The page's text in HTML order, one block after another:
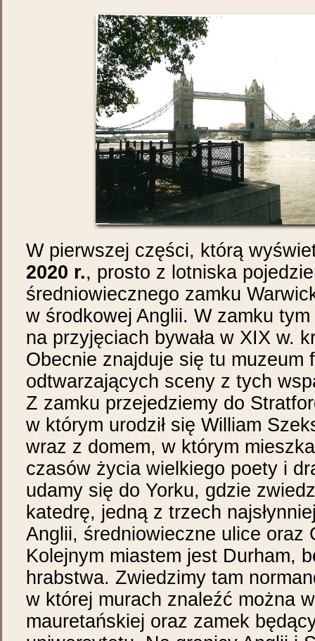
W pierwszej części, którą
2020 r., prosto z lotniska
średniowiecznego zamku
w środkowej Anglii. W zamku
na przyjęciach bywała w XIX w.
Obecnie znajduje się tu muzeum
odtwarzających sceny z tych
Z zamku przejedziemy do
w którym urodził się William
wraz z domem, w którym
czasów życia wielkiego poety i
udamy się do Yorku, gdzie
katedrę, jedną z trzech
Anglii, średniowieczne ulice oraz
Kolejnym miastem jest Durham,
hrabstwa. Zwiedzimy tam
w której murach znaleźć można
mauretańskiej oraz zamek